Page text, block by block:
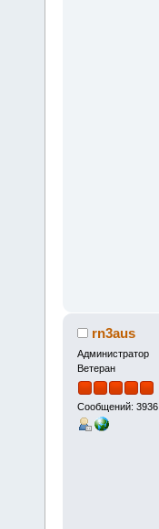
rn3aus
Администратор
Ветеран
Сообщений: 3936